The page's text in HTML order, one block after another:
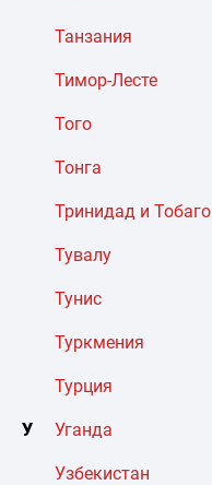
Танзания
Тимор-Лесте
Того
Тонга
Тринидад и Тобаго
Тувалу
Тунис
Туркмения
Турция
У Уганда
Узбекистан